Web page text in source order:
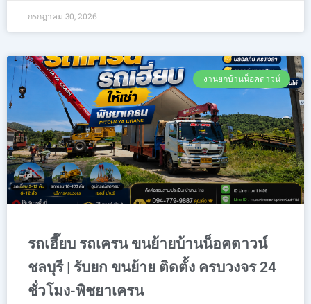
กรกฎาคม 30, 2026
งานยกบ้านน็อคดาวน์
รถเฮี๊ยบ รถเครน ขนย้ายบ้านน็อคดาวน์
ชลบุรี | รับยก ขนย้าย ติดตั้ง ครบวงจร 24
ชั่วโมง-พิชยาเครน